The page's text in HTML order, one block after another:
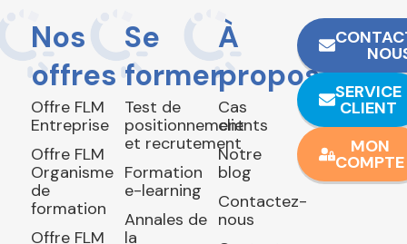
Nos
offres
Offre FLM
Entreprise
Offre FLM
Organisme
de
formation
Offre FLM
Se
former
Test de
positionnement
et recrutement
Formation
e-learning
Annales de
la
À
propos
Cas
clients
Notre
blog
Contactez-
nous
SERVICE
CLIENT
MON
COMPTE